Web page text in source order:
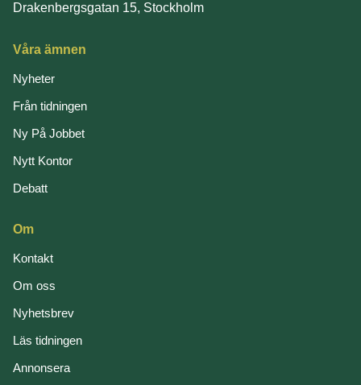
Drakenbergsgatan 15, Stockholm
Våra ämnen
Nyheter
Från tidningen
Ny På Jobbet
Nytt Kontor
Debatt
Om
Kontakt
Om oss
Nyhetsbrev
Läs tidningen
Annonsera